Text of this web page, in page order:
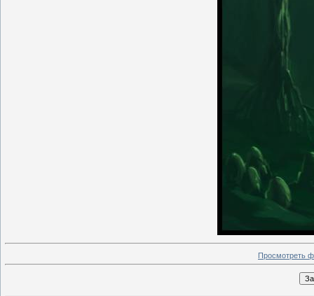
Просмотреть